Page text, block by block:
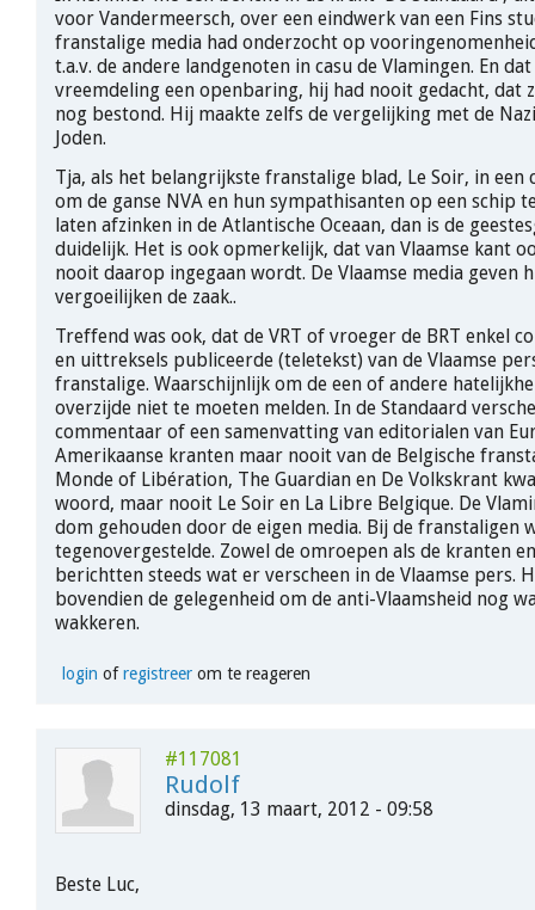
voor Vandermeersch, over een eindwerk van een Fins
franstalige media had onderzocht op
t.a.v. de andere landgenoten in casu de Vlamingen. En
vreemdeling een openbaring, hij had nooit gedacht, dat
nog bestond. Hij maakte zelfs de vergelijking met de
Joden.
Tja, als het belangrijkste franstalige blad, Le Soir, in
om de ganse NVA en hun sympathisanten op een schip
laten afzinken in de Atlantische Oceaan, dan is de
duidelijk. Het is ook opmerkelijk, dat van Vlaamse kant
nooit daarop ingegaan wordt. De Vlaamse media geven
vergoeilijken de zaak..
Treffend was ook, dat de VRT of vroeger de BRT enkel
en uittreksels publiceerde (teletekst) van de Vlaamse
franstalige. Waarschijnlijk om de een of andere
overzijde niet te moeten melden. In de Standaard
commentaar of een samenvatting van editorialen van
Amerikaanse kranten maar nooit van de Belgische
Monde of Libération, The Guardian en De Volkskrant
woord, maar nooit Le Soir en La Libre Belgique. De
dom gehouden door de eigen media. Bij de franstaligen
tegenovergestelde. Zowel de omroepen als de kranten
berichtten steeds wat er verscheen in de Vlaamse pers.
bovendien de gelegenheid om de anti-Vlaamsheid nog
wakkeren.
login ofregistreerom te reageren
#117081
Rudolf
dinsdag, 13 maart, 2012 - 09:58
Beste Luc,